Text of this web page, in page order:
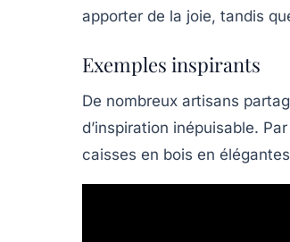
apporter de la joie, tandis
Exemples inspirants
De nombreux artisans
d’inspiration inépuisable.
caisses en bois en